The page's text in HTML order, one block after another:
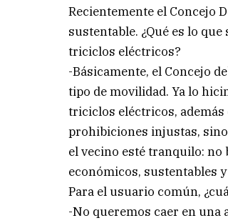
Recientemente el Concejo
sustentable. ¿Qué es lo
triciclos eléctricos?
-Básicamente, el Concejo
tipo de movilidad. Ya lo
triciclos eléctricos,
prohibiciones injustas,
el vecino esté tranquilo:
económicos, sustentables
Para el usuario común,
-No queremos caer en una